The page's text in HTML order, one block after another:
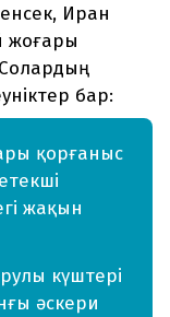
Иран
жоғары
бар:
қорғаныс
жақын
күштері
әскери